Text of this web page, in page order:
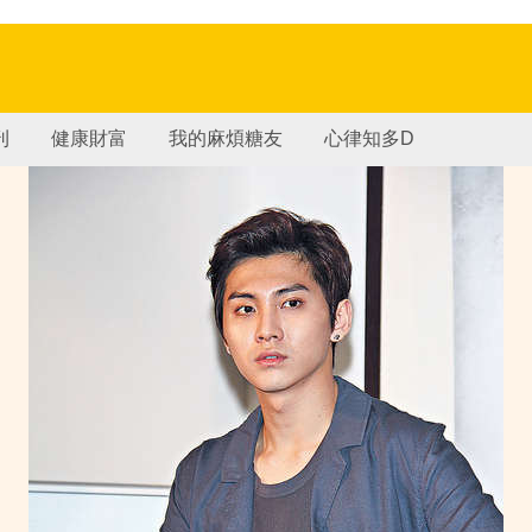
健康財富 我的麻煩糖友 心律知多D